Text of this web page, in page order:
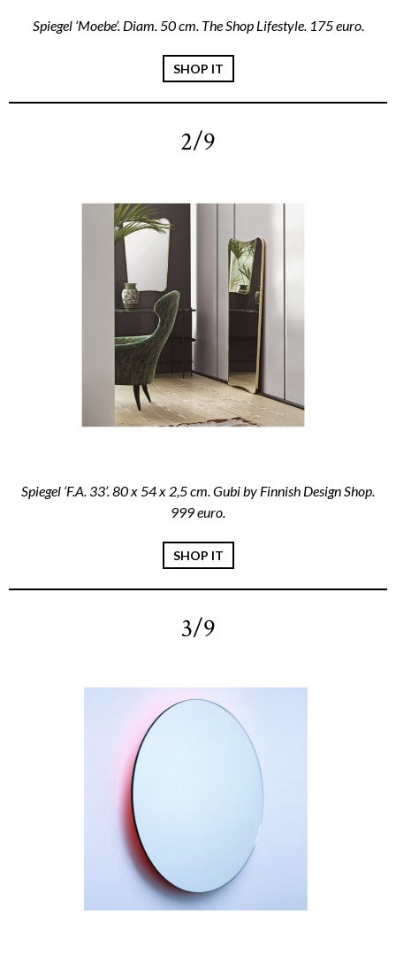
Spiegel ‘Moebe’. Diam. 50 cm. The Shop Lifestyle. 175 euro.
SHOP IT
2/9
Spiegel ‘F.A. 33’. 80 x 54 x 2,5 cm. Gubi by Finnish Design Shop.
999 euro.
SHOP IT
3/9